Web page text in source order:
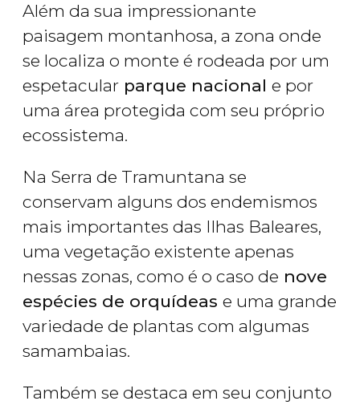
Além da sua impressionante
paisagem montanhosa, a zona onde
se localiza o monte é rodeada por um
espetacular parque nacional e por
uma área protegida com seu próprio
ecossistema.
Na Serra de Tramuntana se
conservam alguns dos endemismos
mais importantes das Ilhas Baleares,
uma vegetação existente apenas
nessas zonas, como é o caso de nove
espécies de orquídeas e uma grande
variedade de plantas com algumas
samambaias.
Também se destaca em seu conjunto